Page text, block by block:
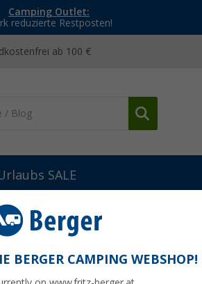
Camping Outlet:
reduzierte Restposten!
ab 100 €
SALE
Berger Dreikant Zelthering aus Stahl für
harte Böden, 6er-Pack
BERGER CAMPING WEBSHOP!